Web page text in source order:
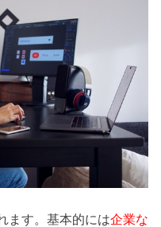
ます。基本的には企業な